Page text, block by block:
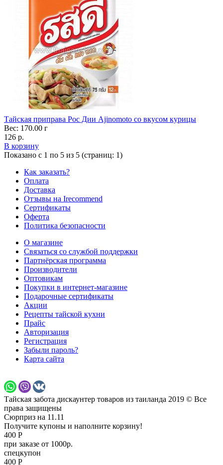
Тайская приправа Рос Дии Ajinomoto со вкусом курицы
Вес: 170.00 г
126 р.
В корзину
Показано с 1 по 5 из 5 (страниц: 1)
Как заказать?
Оплата
Доставка
Отзывы на Irecommend
Сертификаты
Оферта
Политика безопасности
О магазине
Связаться со службой поддержки
Партнёрская программа
Производители
Оптовикам
Покупки в интернет-магазине
Подарочные сертификаты
Акции
Рецепты тайской кухни
Прайс
Авторизация
Регистрация
Забыли пароль?
Карта сайта
Тайская забота дискаунтер товаров из таиланда 2019 © Все
права защищены
Сюрприз на 11.11
Получите купоны и наполните корзину!
400 Р
при заказе от 1000р.
спецкупон
400 Р